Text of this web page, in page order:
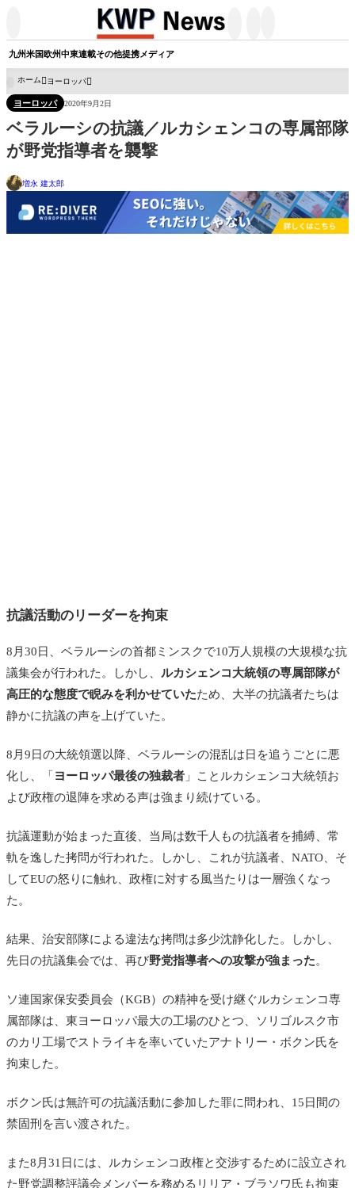
九州米国欧州中東連載その他提携メディア
ホーム ヨーロッパ
ヨーロッパ 2020年9月2日
ベラルーシの抗議／ルカシェンコの専属部隊
が野党指導者を襲撃
増永 建太郎
抗議活動のリーダーを拘束
8月30日、ベラルーシの首都ミンスクで10万人規模の大規模な抗
議集会が行われた。しかし、 ルカシェンコ大統領の専属部隊が
高圧的な態度で睨みを利かせていたため、大半の抗議者たちは
静かに抗議の声を上げていた。
8月9日の大統領選以降、ベラルーシの混乱は日を追うごとに悪
化し、「 ヨーロッパ最後の独裁者 」ことルカシェンコ大統領お
よび政権の退陣を求める声は強まり続けている。
抗議運動が始まった直後、当局は数千人もの抗議者を捕縛、常
軌を逸した拷問が行われた。しかし、これが抗議者、NATO、そ
してEUの怒りに触れ、政権に対する風当たりは一層強くなっ
た。
結果、治安部隊による違法な拷問は多少沈静化した。しかし、
先日の抗議集会では、再び野党指導者への攻撃が強まった。
ソ連国家保安委員会（KGB）の精神を受け継ぐルカシェンコ専
属部隊は、東ヨーロッパ最大の工場のひとつ、ソリゴルスク市
のカリ工場でストライキを率いていたアナトリー・ボクン氏を
拘束した。
ボクン氏は無許可の抗議活動に参加した罪に問われ、15日間の
禁固刑を言い渡された。
また8月31日には、ルカシェンコ政権と交渉するために設立され
た野党調整評議会メンバーを務めるリリア・ブラソワ氏も拘束